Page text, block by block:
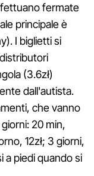
fermate
principale è
I biglietti si
(3.6zł)
dall'autista.
che vanno
20 min,
12zł; 3 giorni,
a piedi quando si